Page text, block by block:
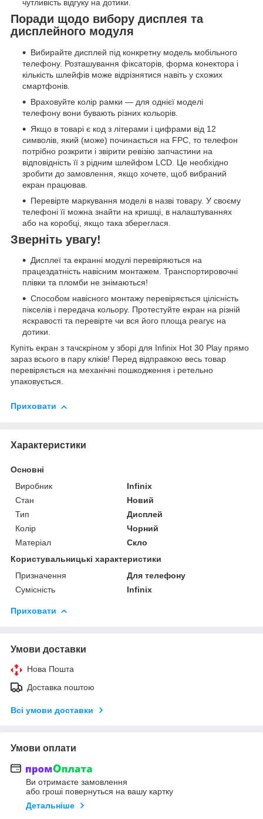
чутливість відгуку на дотики.
Поради щодо вибору дисплея та
дисплейного модуля
Вибирайте дисплей під конкретну модель мобільного
телефону. Розташування фіксаторів, форма конектора і
кількість шлейфів може відрізнятися навіть у схожих
смартфонів.
Враховуйте колір рамки — для однієї моделі
телефону вони бувають різних кольорів.
Якщо в товарі є код з літерами і цифрами від 12
символів, який (може) починається на FPC, то телефон
потрібно розкрити і звірити ревізію запчастини на
відповідність її з рідним шлейфом LCD. Це необхідно
зробити до замовлення, якщо хочете, щоб вибраний
екран працював.
Перевірте маркування моделі в назві товару. У своєму
телефоні її можна знайти на кришці, в налаштуваннях
або на коробці, якщо така збереглася.
Зверніть увагу!
Дисплеї та екранні модулі перевіряються на
працездатність навісним монтажем. Транспортировочні
плівки та пломби не знімаються!
Способом навісного монтажу перевіряється цілісність
пікселів і передача кольору. Протестуйте екран на різній
яскравості та перевірте чи вся його площа реагує на
дотики.
Купіть екран з тачскріном у зборі для Infinix Hot 30 Play прямо
зараз всього в пару кліків! Перед відправкою весь товар
перевіряється на механічні пошкодження і ретельно
упаковується.
Приховати
Характеристики
Основні
Виробник
Infinix
Стан
Новий
Тип
Дисплей
Колір
Чорний
Матеріал
Скло
Користувальницькі характеристики
Призначення
Для телефону
Сумісність
Infinix
Приховати
Умови доставки
Нова Пошта
Доставка поштою
Всі умови доставки
Умови оплати
Ви отримаєте замовлення
або гроші повернуться на вашу картку
Детальніше